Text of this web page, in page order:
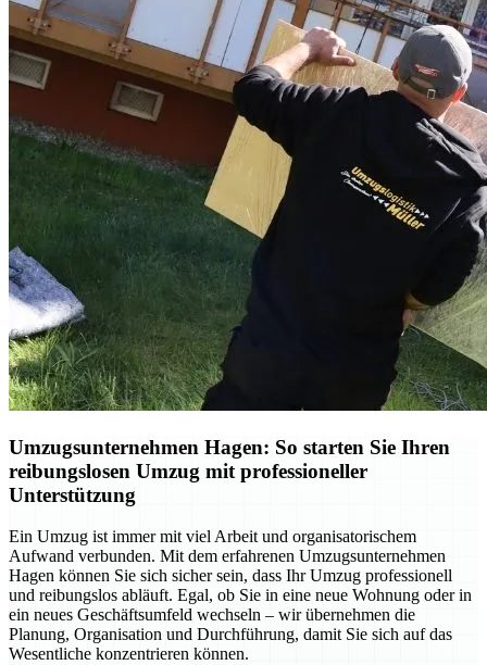
Umzugsunternehmen Hagen: So starten Sie Ihren
reibungslosen Umzug mit professioneller
Unterstützung
Ein Umzug ist immer mit viel Arbeit und organisatorischem
Aufwand verbunden. Mit dem erfahrenen Umzugsunternehmen
Hagen können Sie sich sicher sein, dass Ihr Umzug professionell
und reibungslos abläuft. Egal, ob Sie in eine neue Wohnung oder in
ein neues Geschäftsumfeld wechseln – wir übernehmen die
Planung, Organisation und Durchführung, damit Sie sich auf das
Wesentliche konzentrieren können.